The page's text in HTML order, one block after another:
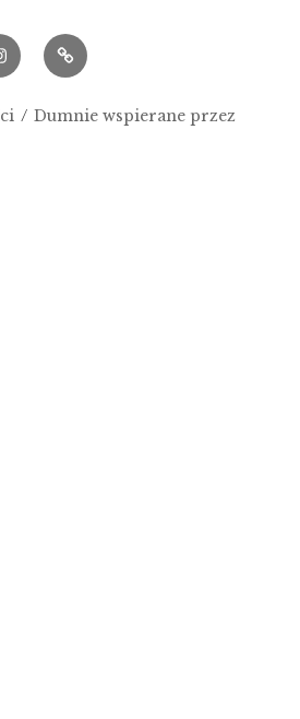
Archeowieści.pl
Dumnie wspierane przez